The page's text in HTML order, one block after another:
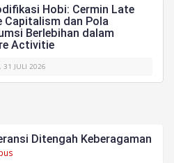
Hobi: Cermin Late
Capitalism dan Pola
Berlebihan dalam
Activitie
31 JULI 2026
Ditengah Keberagaman